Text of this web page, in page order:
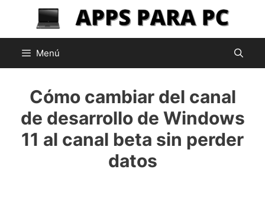
contenido
Menú
Cómo cambiar del canal
de desarrollo de Windows
11 al canal beta sin perder
datos